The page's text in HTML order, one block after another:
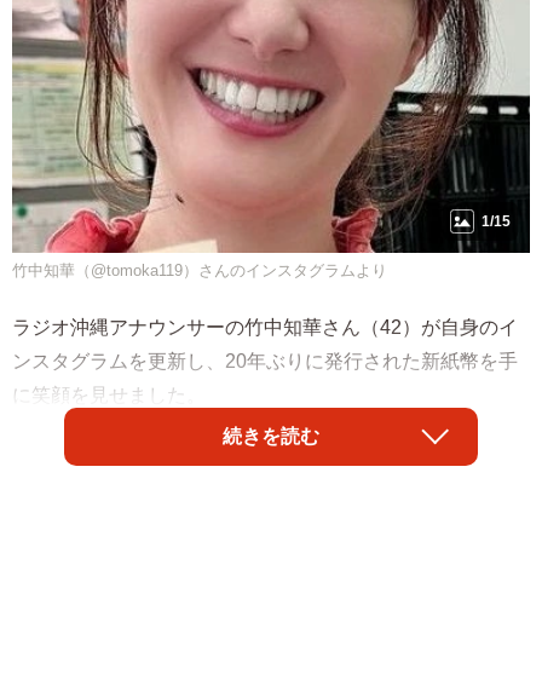
1/15
竹中知華（@tomoka119）さんのインスタグラムより
ラジオ沖縄アナウンサーの竹中知華さん（42）が自身のイ
ンスタグラムを更新し、20年ぶりに発行された新紙幣を手
に笑顔を見せました。
竹中知華さんはピンク色のフリルのついたトップスに、ピ
続きを読む